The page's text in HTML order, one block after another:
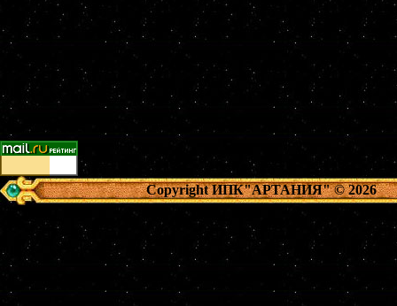
Copyright ИПК"АРТАНИЯ"© 2026